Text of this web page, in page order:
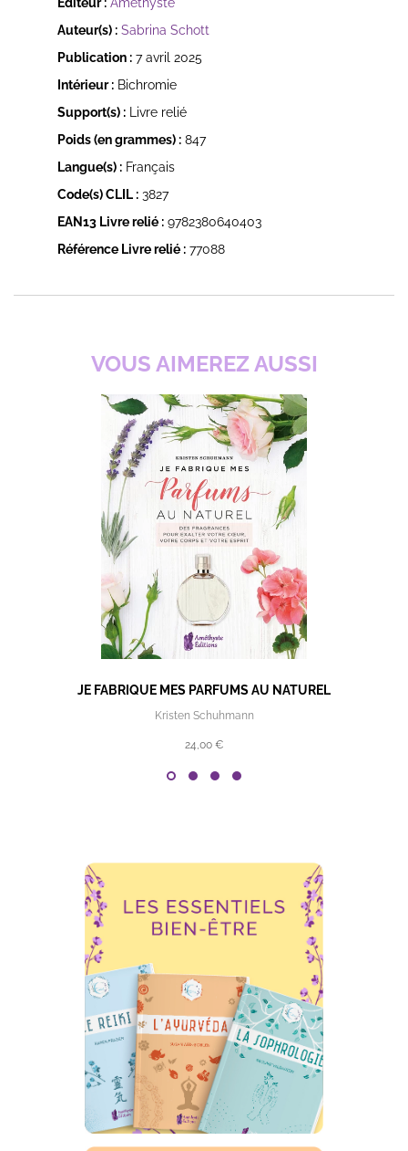
Éditeur : Améthyste
Auteur(s) : Sabrina Schott
Publication :7 avril 2025
Intérieur :Bichromie
Support(s) :Livre relié
Poids (en grammes) :847
Langue(s) :Français
Code(s) CLIL :3827
EAN13 Livre relié :9782380640403
Référence Livre relié :77088
VOUS AIMEREZ AUSSI
JE FABRIQUE MES PARFUMS AU NATUREL
Kristen Schuhmann
24,00 €